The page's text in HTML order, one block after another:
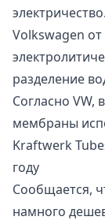
Volkswagen от
разделение
Согласно VW,
мембраны
Kraftwerk
году
Сообщается,
намного